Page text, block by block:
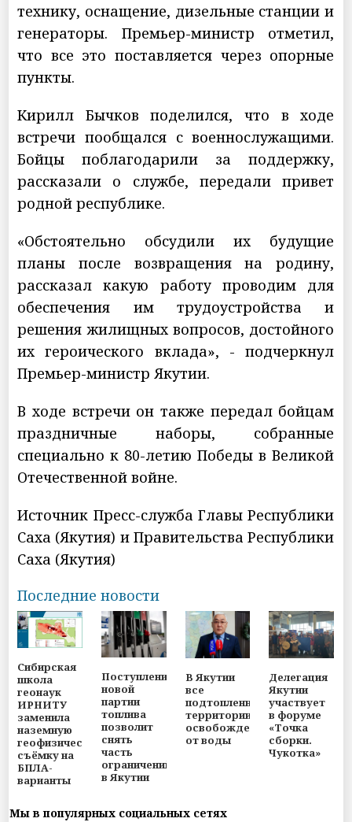
технику, оснащение, дизельные станции и
генераторы. Премьер-министр отметил,
что все это поставляется через опорные
пункты.
Кирилл Бычков поделился, что в ходе
встречи пообщался с военнослужащими.
Бойцы поблагодарили за поддержку,
рассказали о службе, передали привет
родной республике.
«Обстоятельно обсудили их будущие
планы после возвращения на родину,
рассказал какую работу проводим для
обеспечения им трудоустройства и
решения жилищных вопросов, достойного
их героического вклада», - подчеркнул
Премьер-министр Якутии.
В ходе встречи он также передал бойцам
праздничные наборы, собранные
специально к 80-летию Победы в Великой
Отечественной войне.
Источник Пресс-служба Главы Республики
Саха (Якутия) и Правительства Республики
Саха (Якутия)
Последние новости
Сибирская
школа
геонаук
ИРНИТУ
заменила
наземную
геофизическую
съёмку на
БПЛА-
варианты
Поступление
новой
партии
топлива
позволит
снять
часть
ограничений
в Якутии
В Якутии
все
подтопленные
территории
освобождены
от воды
Делегация
Якутии
участвует
в форуме
«Точка
сборки.
Чукотка»
Мы в популярных социальных сетях